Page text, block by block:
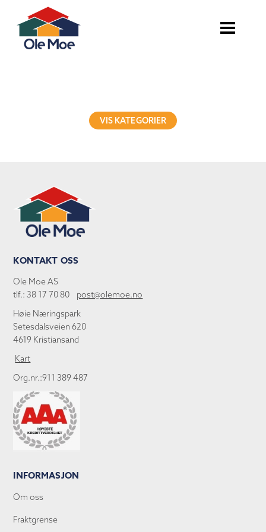
VIS KATEGORIER
KONTAKT OSS
Ole Moe AS
tlf.: 38 17 70 80 post@olemoe.no
Høie Næringspark
Setesdalsveien 620
4619 Kristiansand
Kart
Org.nr.:911 389 487
INFORMASJON
Om oss
Fraktgrense